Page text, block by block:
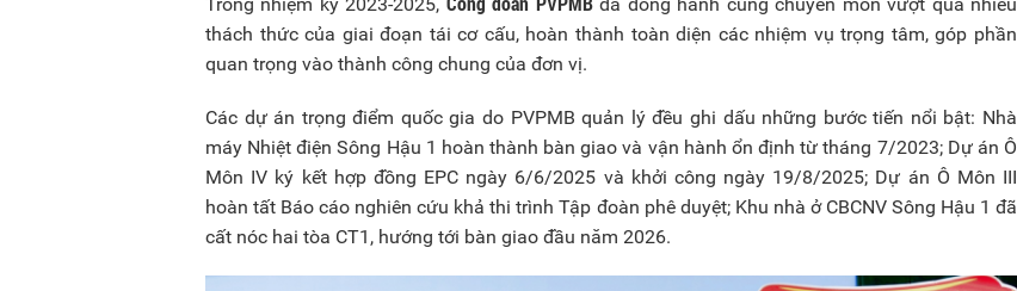
thách thức của giai đoạn tái cơ cấu, hoàn thành toàn diện các nhiệm vụ trọng tâm, góp phần
quan trọng vào thành công chung của đơn vị.
Các dự án trọng điểm quốc gia do PVPMB quản lý đều ghi dấu những bước tiến nổi bật: Nhà
máy Nhiệt điện Sông Hậu 1 hoàn thành bàn giao và vận hành ổn định từ tháng 7/2023; Dự án Ô
Môn IV ký kết hợp đồng EPC ngày 6/6/2025 và khởi công ngày 19/8/2025; Dự án Ô Môn III
hoàn tất Báo cáo nghiên cứu khả thi trình Tập đoàn phê duyệt; Khu nhà ở CBCNV Sông Hậu 1 đã
cất nóc hai tòa CT1, hướng tới bàn giao đầu năm 2026.